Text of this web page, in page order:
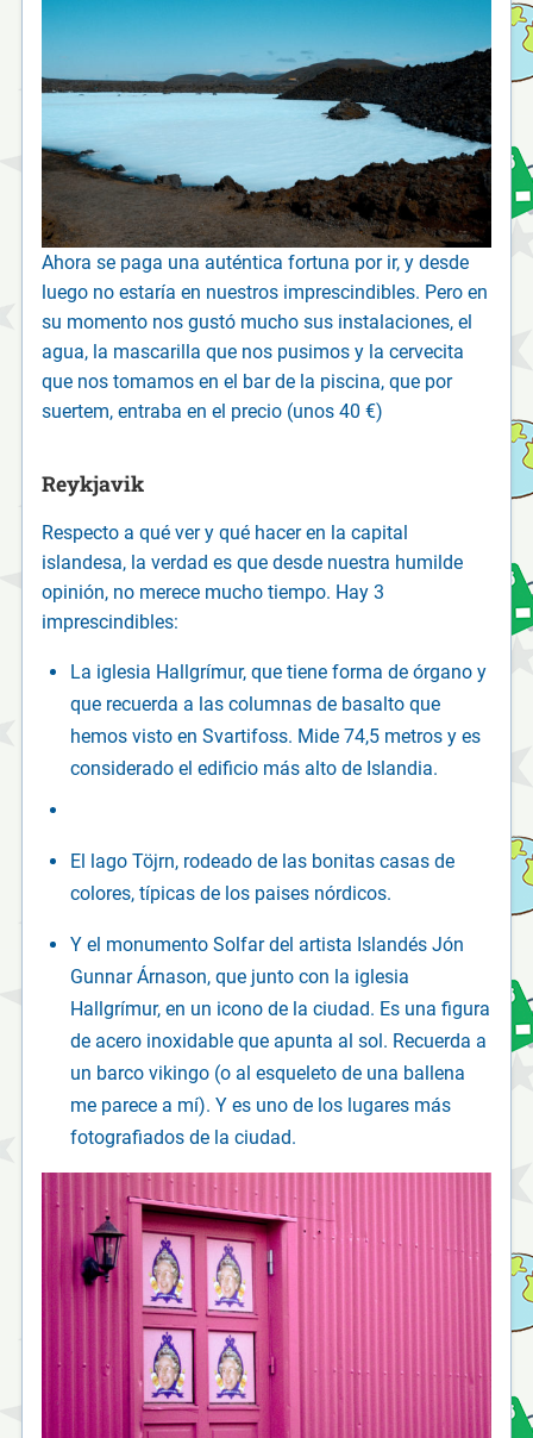
Ahora se paga una auténtica fortuna por ir, y desde
luego no estaría en nuestros imprescindibles. Pero en
su momento nos gustó mucho sus instalaciones, el
agua, la mascarilla que nos pusimos y la cervecita
que nos tomamos en el bar de la piscina, que por
suertem, entraba en el precio (unos 40 €)
Reykjavik
Respecto a qué ver y qué hacer en la capital
islandesa, la verdad es que desde nuestra humilde
opinión, no merece mucho tiempo. Hay 3
imprescindibles:
La iglesia Hallgrímur, que tiene forma de órgano y
que recuerda a las columnas de basalto que
hemos visto en Svartifoss. Mide 74,5 metros y es
considerado el edificio más alto de Islandia.
El lago Töjrn, rodeado de las bonitas casas de
colores, típicas de los paises nórdicos.
Y el monumento Solfar del artista Islandés Jón
Gunnar Árnason, que junto con la iglesia
Hallgrímur, en un icono de la ciudad. Es una figura
de acero inoxidable que apunta al sol. Recuerda a
un barco vikingo (o al esqueleto de una ballena
me parece a mí). Y es uno de los lugares más
fotografiados de la ciudad.